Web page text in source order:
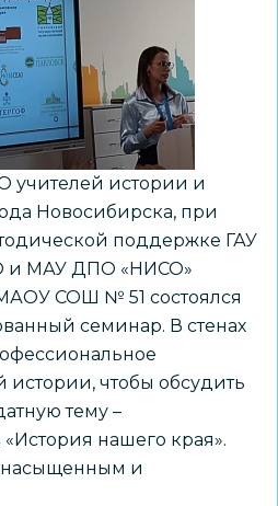
учителей истории и
Новосибирска, при
поддержке ГАУ
МАУ ДПО «НИСО»
МАОУ СОШ № 51 состоялся
семинар. В стенах
истории, чтобы обсудить
тему –
нашего края».
насыщенным и